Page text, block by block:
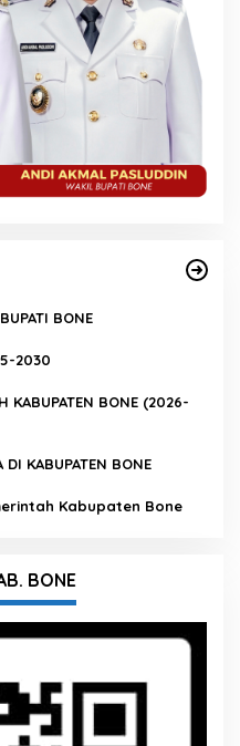
BONE
2030
KABUPATEN BONE (2026-
DI KABUPATEN BONE
Kabupaten Bone
BONE